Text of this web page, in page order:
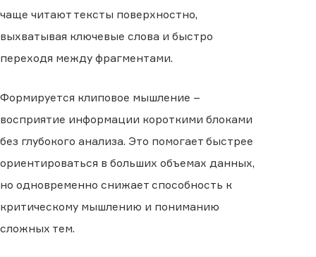
чаще читают тексты поверхностно,
выхватывая ключевые слова и быстро
переходя между фрагментами.
Формируется клиповое мышление –
восприятие информации короткими блоками
без глубокого анализа. Это помогает быстрее
ориентироваться в больших объемах данных,
но одновременно снижает способность к
критическому мышлению и пониманию
сложных тем.